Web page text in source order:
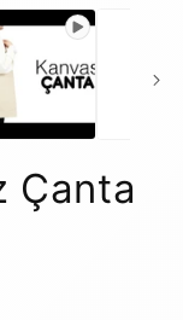
Çanta